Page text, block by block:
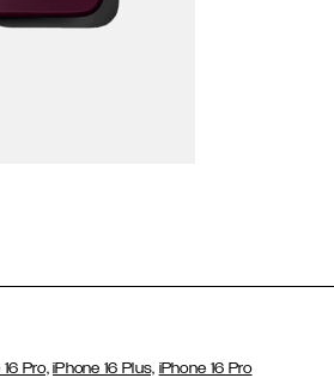
Pro, iPhone 16 Plus, iPhone 16 Pro